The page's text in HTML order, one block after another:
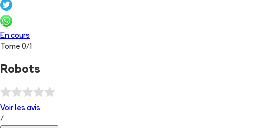
En cours
Tome 0/1
Robots
Voir les avis
/